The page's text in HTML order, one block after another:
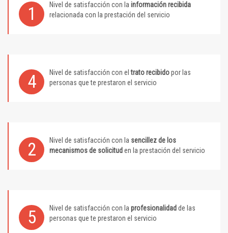
1 Nivel de satisfacción con la información recibida
relacionada con la prestación del servicio
4 Nivel de satisfacción con eltrato recibidopor las
personas que te prestaron el servicio
2 Nivel de satisfacción con la sencillez de los
mecanismos de solicitud en la prestación del servicio
5 Nivel de satisfacción con la profesionalidad de las
personas que te prestaron el servicio